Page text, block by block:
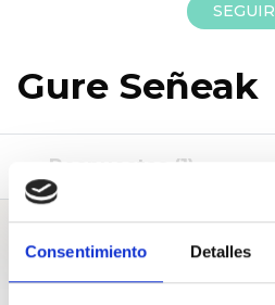
Consentimiento Detalles
SEGUIR
Gure Señeak
Respuestas (1)
Preguntas